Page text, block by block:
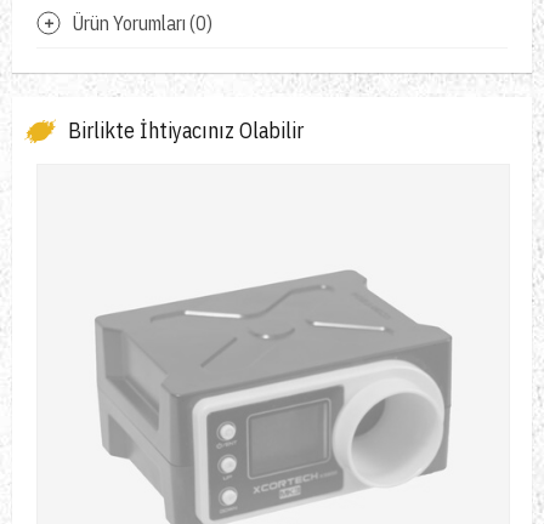
Ürün Yorumları (0)
Birlikte İhtiyacınız Olabilir